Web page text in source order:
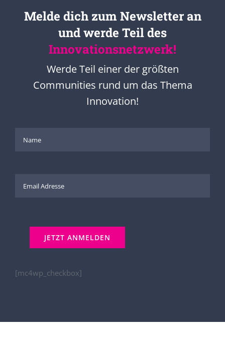
und werde Teil des
Innovationsnetzwerk!
Werde Teil einer der größten
Communities rund um das Thema
Innovation!